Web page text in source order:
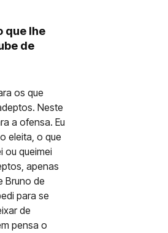
que lhe
de
os que
Neste
a ofensa. Eu
eleita, o que
ou queimei
apenas
Bruno de
para se
de
pensa o